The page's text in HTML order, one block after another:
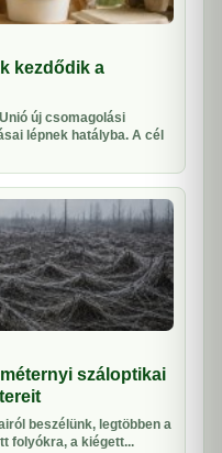
kezdődik a
új csomagolási
lépnek hatályba. A cél
száloptikai
beszélünk, legtöbben a
folyókra, a kiégett...